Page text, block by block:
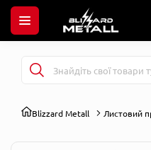
Blizzard Metall Листовий